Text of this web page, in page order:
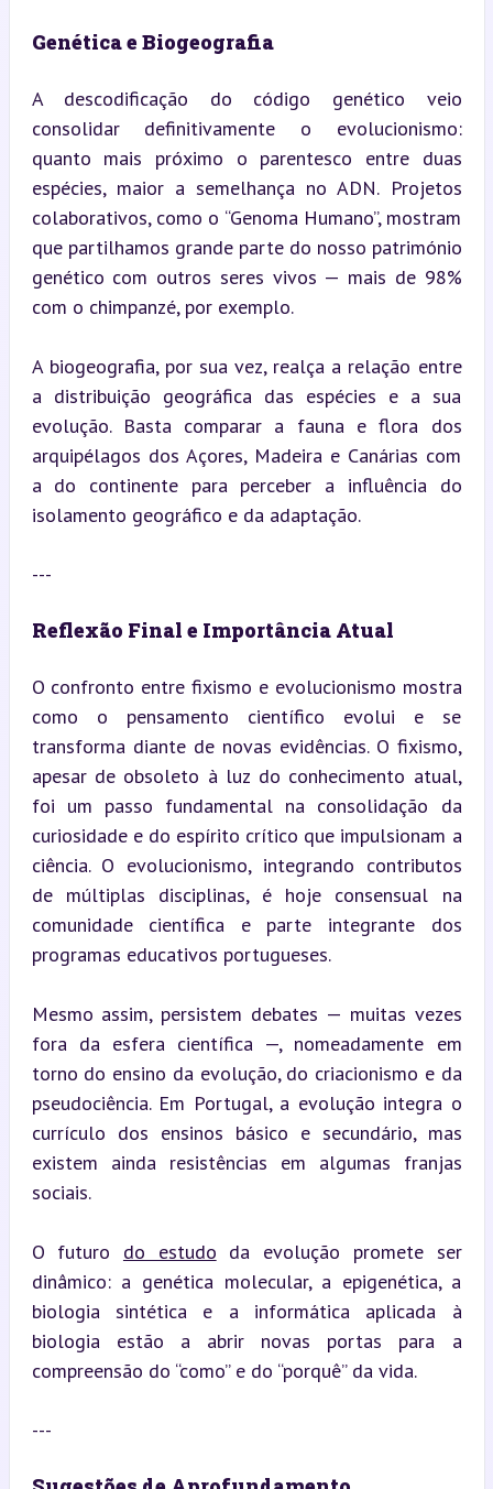
Genética e Biogeografia
A descodificação do código genético veio
consolidar definitivamente o evolucionismo:
quanto mais próximo o parentesco entre duas
espécies, maior a semelhança no ADN. Projetos
colaborativos, como o “Genoma Humano”, mostram
que partilhamos grande parte do nosso património
genético com outros seres vivos — mais de 98%
com o chimpanzé, por exemplo.
A biogeografia, por sua vez, realça a relação entre
a distribuição geográfica das espécies e a sua
evolução. Basta comparar a fauna e flora dos
arquipélagos dos Açores, Madeira e Canárias com
a do continente para perceber a influência do
isolamento geográfico e da adaptação.
---
Reflexão Final e Importância Atual
O confronto entre fixismo e evolucionismo mostra
como o pensamento científico evolui e se
transforma diante de novas evidências. O fixismo,
apesar de obsoleto à luz do conhecimento atual,
foi um passo fundamental na consolidação da
curiosidade e do espírito crítico que impulsionam a
ciência. O evolucionismo, integrando contributos
de múltiplas disciplinas, é hoje consensual na
comunidade científica e parte integrante dos
programas educativos portugueses.
Mesmo assim, persistem debates — muitas vezes
fora da esfera científica —, nomeadamente em
torno do ensino da evolução, do criacionismo e da
pseudociência. Em Portugal, a evolução integra o
currículo dos ensinos básico e secundário, mas
existem ainda resistências em algumas franjas
sociais.
O futuro do estudo da evolução promete ser
dinâmico: a genética molecular, a epigenética, a
biologia sintética e a informática aplicada à
biologia estão a abrir novas portas para a
compreensão do “como” e do “porquê” da vida.
---